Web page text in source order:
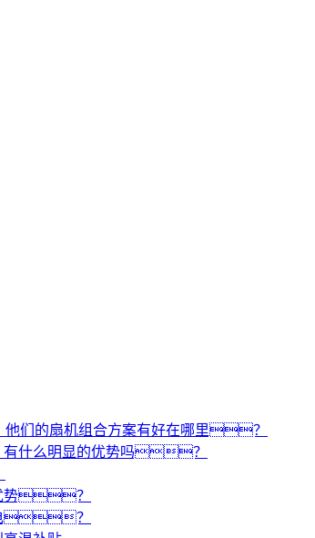
们的扇机组合方案有好在哪里？
有什么明显的优势吗？
势？
电？